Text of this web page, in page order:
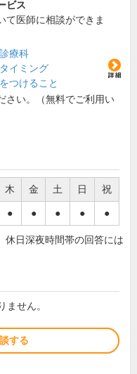
ビス
て医師に相談ができま
療科
イミング
つけること
さい。（無料でご利用い
木 金 土 日 祝
● ● ● ● ●
日深夜時間帯の回答には
せん。
する